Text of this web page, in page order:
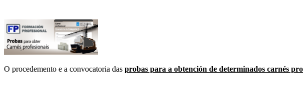
O procedemento e a convocatoria das probas para a obtención de determinados carnés